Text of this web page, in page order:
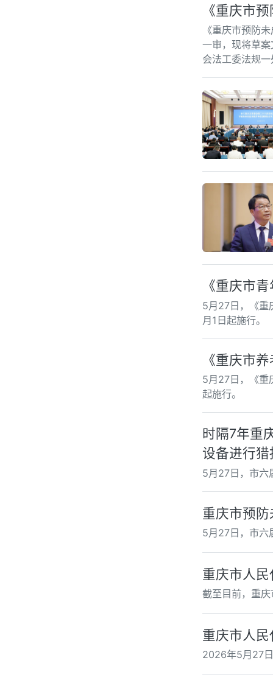
《重庆市
《重庆市预防
一审，现将草
会法工委法规
《重庆市
5月27日，《重
月1日起施行。
《重庆市
5月27日，《重
起施行。
时隔7年重
设备进行猎
5月27日，市六
重庆市预
5月27日，市六
重庆市人
截至目前，重
重庆市人
2026年5月27